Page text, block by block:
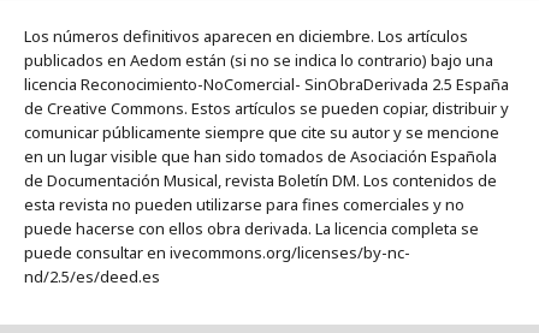
Los números definitivos aparecen en diciembre. Los artículos
publicados en Aedom están (si no se indica lo contrario) bajo una
licencia Reconocimiento-NoComercial- SinObraDerivada 2.5 España
de Creative Commons. Estos artículos se pueden copiar, distribuir y
comunicar públicamente siempre que cite su autor y se mencione
en un lugar visible que han sido tomados de Asociación Española
de Documentación Musical, revista Boletín DM. Los contenidos de
esta revista no pueden utilizarse para fines comerciales y no
puede hacerse con ellos obra derivada. La licencia completa se
puede consultar en ivecommons.org/licenses/by-nc-
nd/2.5/es/deed.es